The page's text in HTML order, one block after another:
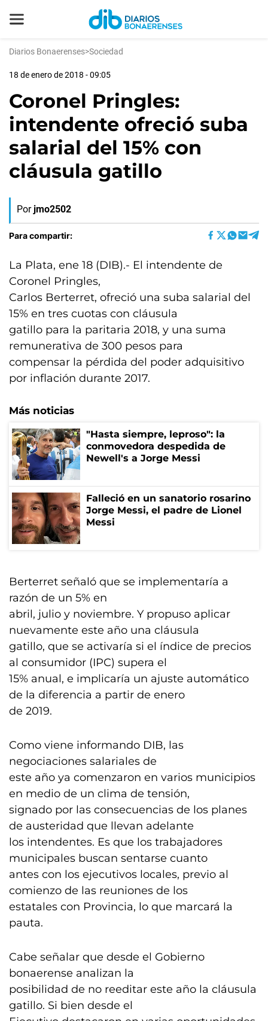
Diarios Bonaerenses>Sociedad
18 de enero de 2018 - 09:05
Coronel Pringles:
intendente ofreció suba
salarial del 15% con
cláusula gatillo
Por jmo2502
Para compartir:
La Plata, ene 18 (DIB).- El intendente de
Coronel Pringles,
Carlos Berterret, ofreció una suba salarial del
15% en tres cuotas con cláusula
gatillo para la paritaria 2018, y una suma
remunerativa de 300 pesos para
compensar la pérdida del poder adquisitivo
por inflación durante 2017.
Más noticias
"Hasta siempre, leproso": la
conmovedora despedida de
Newell's a Jorge Messi
Falleció en un sanatorio rosarino
Jorge Messi, el padre de Lionel
Messi
Berterret señaló que se implementaría a
razón de un 5% en
abril, julio y noviembre. Y propuso aplicar
nuevamente este año una cláusula
gatillo, que se activaría si el índice de precios
al consumidor (IPC) supera el
15% anual, e implicaría un ajuste automático
de la diferencia a partir de enero
de 2019.
Como viene informando DIB, las
negociaciones salariales de
este año ya comenzaron en varios municipios
en medio de un clima de tensión,
signado por las consecuencias de los planes
de austeridad que llevan adelante
los intendentes. Es que los trabajadores
municipales buscan sentarse cuanto
antes con los ejecutivos locales, previo al
comienzo de las reuniones de los
estatales con Provincia, lo que marcará la
pauta.
Cabe señalar que desde el Gobierno
bonaerense analizan la
posibilidad de no reeditar este año la cláusula
gatillo. Si bien desde el